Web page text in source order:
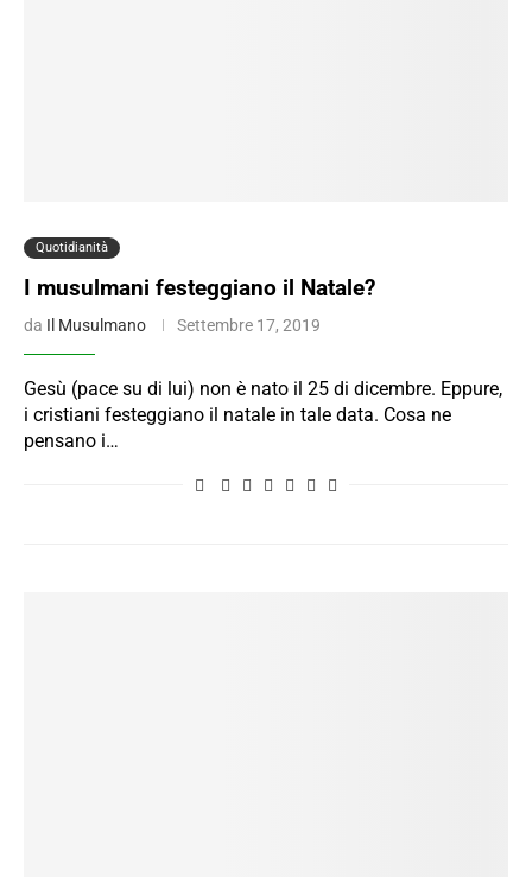
Quotidianità
I musulmani festeggiano il Natale?
da Il Musulmano Settembre 17, 2019
Gesù (pace su di lui) non è nato il 25 di dicembre. Eppure,
i cristiani festeggiano il natale in tale data. Cosa ne
pensano i…